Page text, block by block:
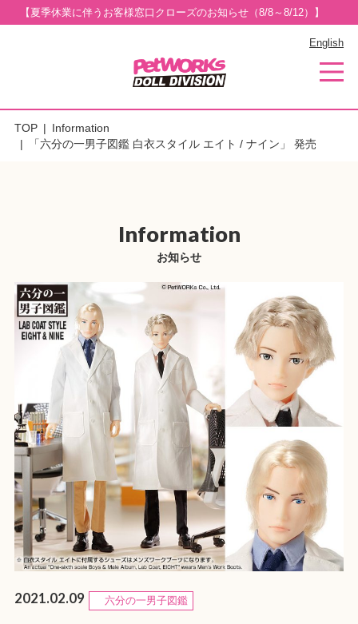
【夏季休業に伴うお客様窓口クローズのお知らせ（8/8～8/12）】
English
TOP
Information
「六分の一男子図鑑 白衣スタイル エイト / ナイン」 発売
Information
お知らせ
2021.02.09 六分の一男子図鑑